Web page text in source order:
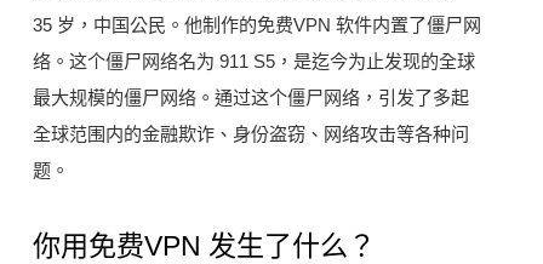
35 岁，中国公民。他制作的免费VPN 软件内置了僵尸网
络。这个僵尸网络名为 911 S5，是迄今为止发现的全球
最大规模的僵尸网络。通过这个僵尸网络，引发了多起
全球范围内的金融欺诈、身份盗窃、网络攻击等各种问
题。
你用免费VPN 发生了什么？